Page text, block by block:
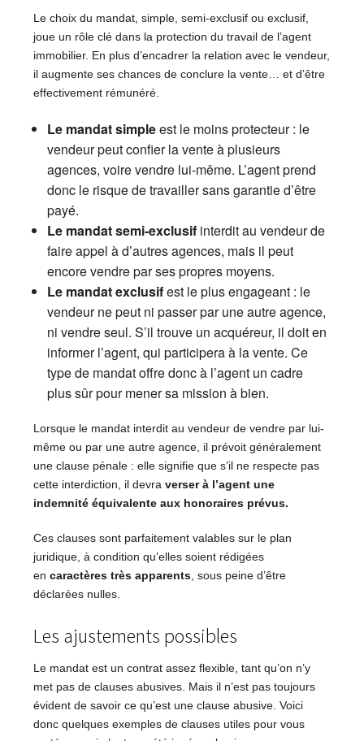
Le choix du mandat, simple, semi-exclusif ou exclusif,
joue un rôle clé dans la protection du travail de l’agent
immobilier. En plus d’encadrer la relation avec le vendeur,
il augmente ses chances de conclure la vente… et d’être
effectivement rémunéré.
Le mandat simpleest le moins protecteur : le
vendeur peut confier la vente à plusieurs
agences, voire vendre lui-même. L’agent prend
donc le risque de travailler sans garantie d’être
payé.
Le mandat semi-exclusif interdit au vendeur de
faire appel à d’autres agences, mais il peut
encore vendre par ses propres moyens.
Le mandat exclusifest le plus engageant : le
vendeur ne peut ni passer par une autre agence,
ni vendre seul. S’il trouve un acquéreur, il doit en
informer l’agent, qui participera à la vente. Ce
type de mandat offre donc à l’agent un cadre
plus sûr pour mener sa mission à bien.
Lorsque le mandat interdit au vendeur de vendre par lui-
même ou par une autre agence, il prévoit généralement
une clause pénale : elle signifie que s’il ne respecte pas
cette interdiction, il devra verser à l’agent une
indemnité équivalente aux honoraires prévus.
Ces clauses sont parfaitement valables sur le plan
juridique, à condition qu’elles soient rédigées
en caractères très apparents, sous peine d’être
déclarées nulles.
Les ajustements possibles
Le mandat est un contrat assez flexible, tant qu’on n’y
met pas de clauses abusives. Mais il n’est pas toujours
évident de savoir ce qu’est une clause abusive. Voici
donc quelques exemples de clauses utiles pour vous